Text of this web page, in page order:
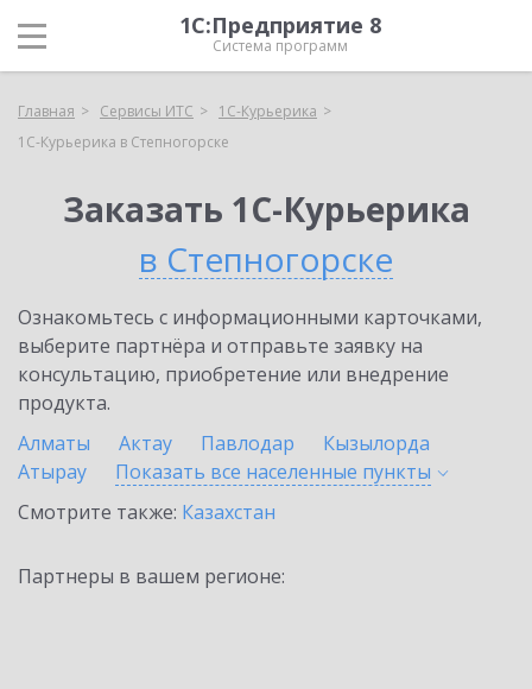
1С:Предприятие 8
Система программ
Главная Сервисы ИТС
1С-Курьерика
1С-Курьерика в Степногорске
Заказать 1С-Курьерика
в Степногорске
Ознакомьтесь с информационными карточками,
выберите партнёра и отправьте заявку на
консультацию, приобретение или внедрение
продукта.
Алматы
Актау Павлодар
Кызылорда
Атырау
Показать все населенные пункты
Смотрите также: Казахстан
Партнеры в вашем регионе: